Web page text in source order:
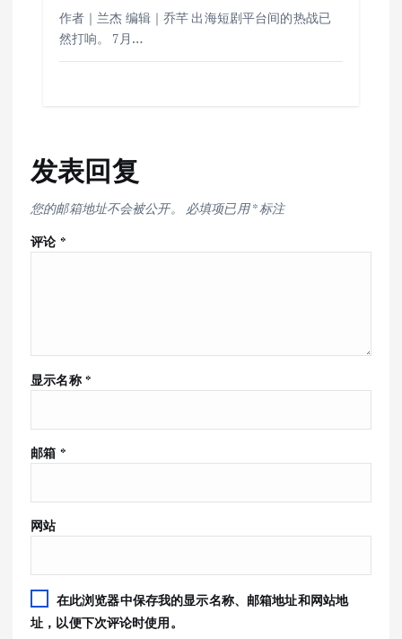
作者｜兰杰 编辑｜乔芊 出海短剧平台间的热战已
然打响。 7月…
发表回复
您的邮箱地址不会被公开。 必填项已用*标注
评论 *
显示名称 *
邮箱 *
网站
在此浏览器中保存我的显示名称、邮箱地址和网站地
址，以便下次评论时使用。